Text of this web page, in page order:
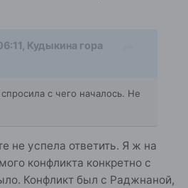
Кудыкина гора
с чего началось. Не
не успела ответить. Я ж на
конфликта конкретно с
Конфликт был с Раджнаной,